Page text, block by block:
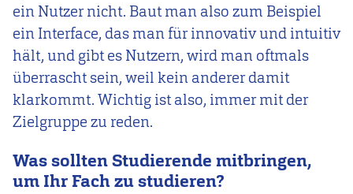
ein Nutzer nicht. Baut man also zum Beispiel
ein Interface, das man für innovativ und intuitiv
hält, und gibt es Nutzern, wird man oftmals
überrascht sein, weil kein anderer damit
klarkommt. Wichtig ist also, immer mit der
Zielgruppe zu reden.
Was sollten Studierende mitbringen,
um Ihr Fach zu studieren?